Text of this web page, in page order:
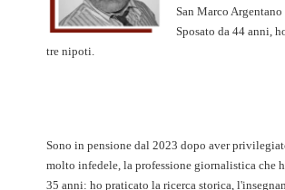
San Marco Argentano
Sposato da 44 anni,
tre nipoti.
Sono in pensione dal 2023 dopo aver
molto infedele, la professione giornalistica che
35 anni: ho praticato la ricerca storica,